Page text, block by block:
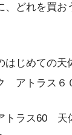
どれを買
じめての
アトラス６
トラス60 天